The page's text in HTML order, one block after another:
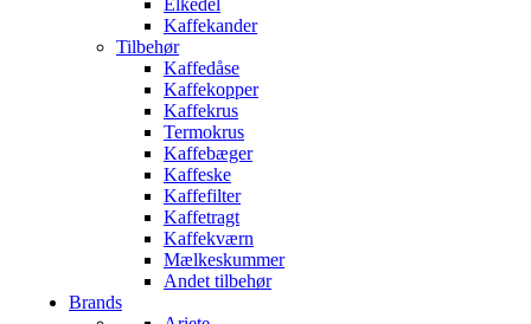
Elkedel
Kaffekander
Tilbehør
Kaffedåse
Kaffekopper
Kaffekrus
Termokrus
Kaffebæger
Kaffeske
Kaffefilter
Kaffetragt
Kaffekværn
Mælkeskummer
Andet tilbehør
Brands